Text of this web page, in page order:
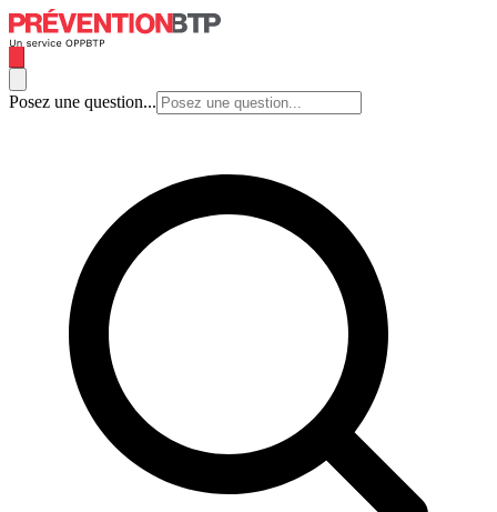
Posez une question...